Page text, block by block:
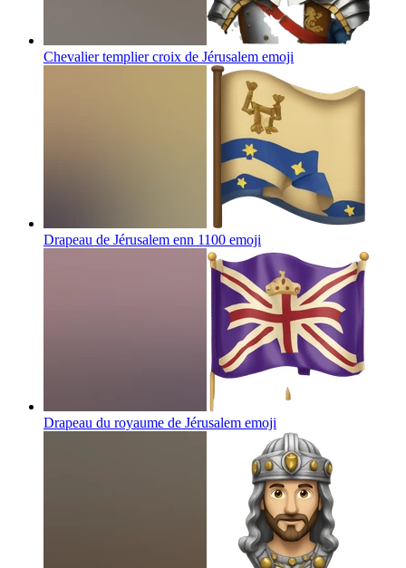
Chevalier templier croix de Jérusalem emoji
Drapeau de Jérusalem enn 1100 emoji
Drapeau du royaume de Jérusalem emoji